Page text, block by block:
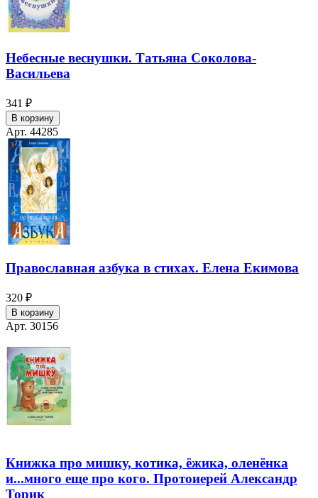
Небесные веснушки. Татьяна Соколова-
Васильева
341 ₽
В корзину
Арт. 44285
Православная азбука в стихах. Елена Екимова
320 ₽
В корзину
Арт. 30156
Книжка про мишку, котика, ёжика, оленёнка
и...много еще про кого. Протоиерей Александр
Торик